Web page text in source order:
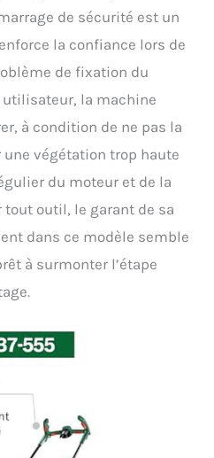
de sécurité est un
la confiance lors de
de fixation du
la machine
à condition de ne pas la
végétation trop haute
du moteur et de la
outil, le garant de sa
dans ce modèle semble
à surmonter l’étape